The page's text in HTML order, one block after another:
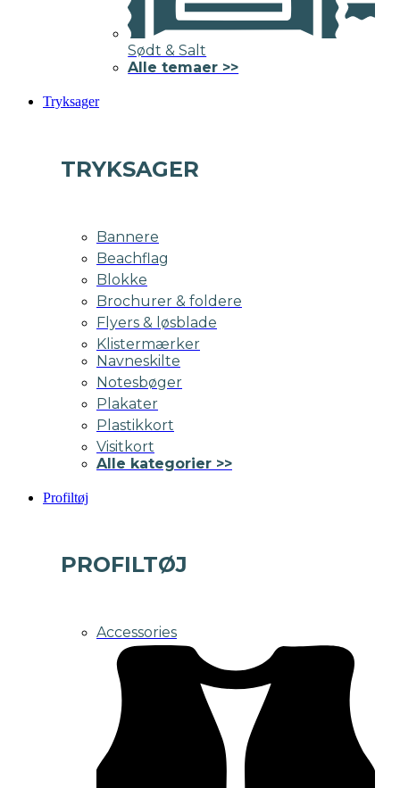
Sødt & Salt
Alle temaer >>
Tryksager
TRYKSAGER
Bannere
Beachflag
Blokke
Brochurer & foldere
Flyers & løsblade
Klistermærker
Navneskilte
Notesbøger
Plakater
Plastikkort
Visitkort
Alle kategorier >>
Profiltøj
PROFILTØJ
Accessories